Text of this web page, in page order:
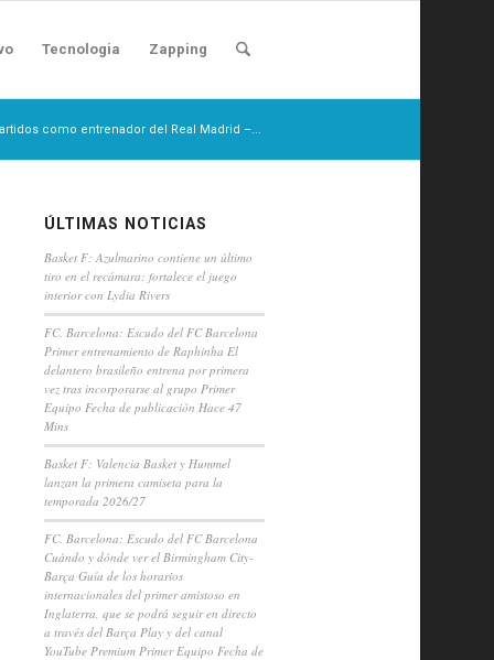
Tecnologia Zapping
como entrenador del Real Madrid –...
ÚLTIMAS NOTICIAS
Basket F: Azulmarino contiene un último
tiro en el recámara: fortalece el juego
interior con Lydia Rivers
FC. Barcelona: Escudo del FC Barcelona
Primer entrenamiento de Raphinha El
delantero brasileño entrena por primera
vez tras incorporarse al grupo Primer
Equipo Fecha de publicación Hace 47
Mins
Basket F: Valencia Basket y Hummel
lanzan la primera camiseta para la
temporada 2026/27
FC. Barcelona: Escudo del FC Barcelona
Cuándo y dónde ver el Birmingham City-
Barça Guía de los horarios
internacionales del primer amistoso en
Inglaterra, que se podrá seguir en directo
a través del Barça Play y del canal
YouTube Premium Primer Equipo Fecha de